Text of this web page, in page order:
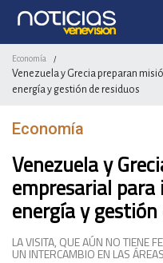
Economía /
Venezuela y Grecia preparan
energía y gestión de residuos
Economía
Venezuela y
empresarial para
energía y
LA VISITA, QUE AÚN NO TIENE
UN INTERCAMBIO EN LAS